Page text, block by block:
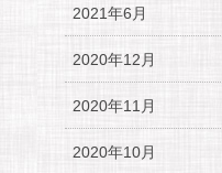
2021年6月
2020年12月
2020年11月
2020年10月